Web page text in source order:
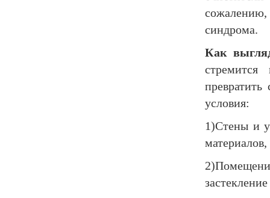
синдрома.
Как
условия:
1)Стены и